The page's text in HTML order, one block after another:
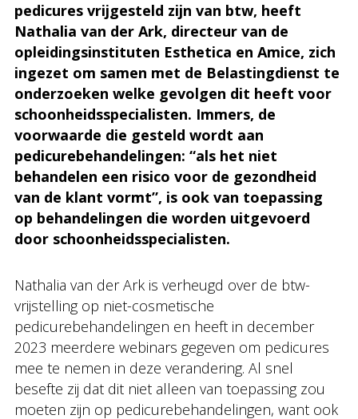
pedicures vrijgesteld zijn van btw, heeft
Nathalia van der Ark, directeur van de
opleidingsinstituten Esthetica en Amice, zich
ingezet om samen met de Belastingdienst te
onderzoeken welke gevolgen dit heeft voor
schoonheidsspecialisten. Immers, de
voorwaarde die gesteld wordt aan
pedicurebehandelingen: “als het niet
behandelen een risico voor de gezondheid
van de klant vormt”, is ook van toepassing
op behandelingen die worden uitgevoerd
door schoonheidsspecialisten.
Nathalia van der Ark is verheugd over de btw-
vrijstelling op niet-cosmetische
pedicurebehandelingen en heeft in december
2023 meerdere webinars gegeven om pedicures
mee te nemen in deze verandering. Al snel
besefte zij dat dit niet alleen van toepassing zou
moeten zijn op pedicurebehandelingen, want ook